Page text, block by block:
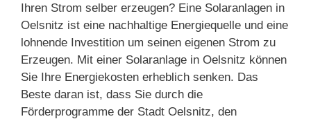
Ihren Strom selber erzeugen? Eine Solaranlagen in
Oelsnitz ist eine nachhaltige Energiequelle und eine
lohnende Investition um seinen eigenen Strom zu
Erzeugen. Mit einer Solaranlage in Oelsnitz können
Sie Ihre Energiekosten erheblich senken. Das
Beste daran ist, dass Sie durch die
Förderprogramme der Stadt Oelsnitz, den